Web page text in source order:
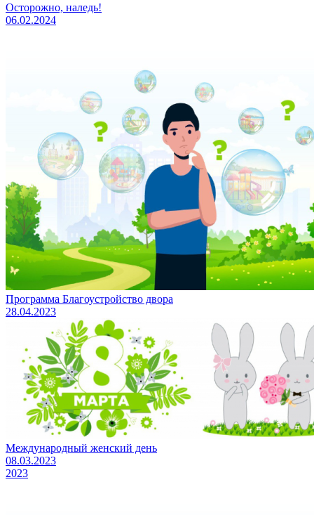
Осторожно, наледь!
06.02.2024
Программа Благоустройство двора
28.04.2023
Международный женский день
08.03.2023
2023